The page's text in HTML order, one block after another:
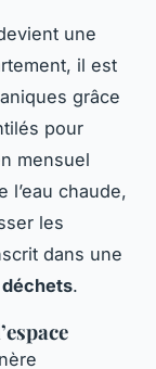
une
il est
grâce
pour
mensuel
l’eau chaude,
les
dans une
.